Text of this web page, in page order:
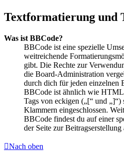
Textformatierung und
Was ist BBCode?
BBCode ist eine spezielle
weitreichende
gibt. Die Rechte zur
die Board-Administration
durch dich für jeden einzelnen
BBCode ist ähnlich wie HTML
Tags von eckigen („[“ und „]“)
Klammern eingeschlossen.
BBCode findest du auf einer
der Seite zur
Nach oben